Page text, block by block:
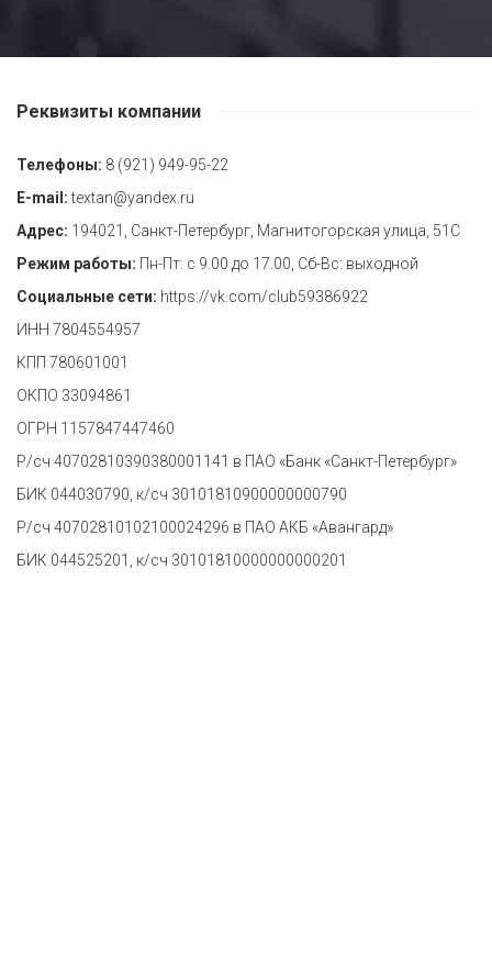
Реквизиты компании
Телефоны: 8 (921) 949-95-22
E-mail:textan@yandex.ru
Адрес: 194021, Санкт-Петербург, Магнитогорская улица, 51С
Режим работы: Пн-Пт: с 9.00 до 17.00, Сб-Вс: выходной
Социальные сети: https://vk.com/club59386922
ИНН 7804554957
КПП 780601001
ОКПО 33094861
ОГРН 1157847447460
Р/сч 40702810390380001141 в ПАО «Банк «Санкт-Петербург»
БИК 044030790, к/сч 30101810900000000790
Р/сч 40702810102100024296 в ПАО АКБ «Авангард»
БИК 044525201, к/сч 30101810000000000201